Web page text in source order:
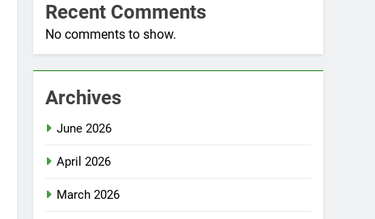
Recent Comments
No comments to show.
Archives
June 2026
April 2026
March 2026